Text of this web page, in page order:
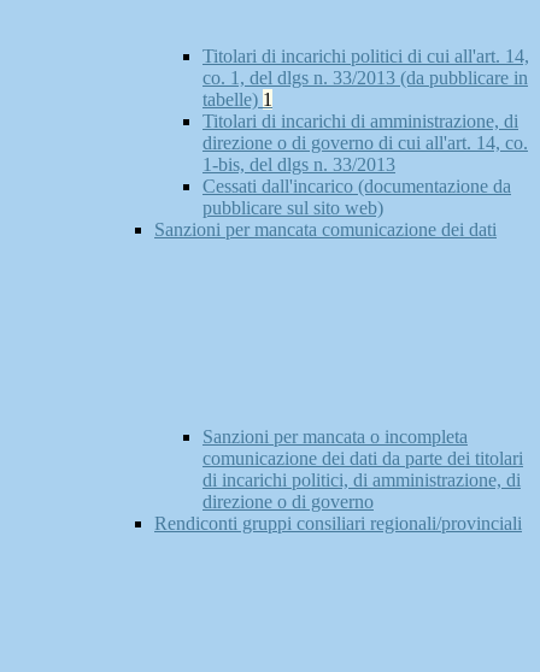
Titolari di incarichi politici di cui all'art. 14,
co. 1, del dlgs n. 33/2013 (da pubblicare in
tabelle) 1
Titolari di incarichi di amministrazione, di
direzione o di governo di cui all'art. 14, co.
1-bis, del dlgs n. 33/2013
Cessati dall'incarico (documentazione da
pubblicare sul sito web)
Sanzioni per mancata comunicazione dei dati
Sanzioni per mancata o incompleta
comunicazione dei dati da parte dei titolari
di incarichi politici, di amministrazione, di
direzione o di governo
Rendiconti gruppi consiliari regionali/provinciali